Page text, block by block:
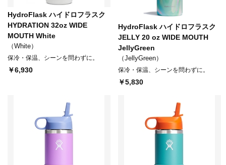
HydroFlask ハイドロフラスク
HYDRATION 32oz WIDE
MOUTH White
（White）
保冷・保温、シーンを問わずに。
￥6,930
HydroFlask ハイドロフラスク
JELLY 20 oz WIDE MOUTH
JellyGreen
（JellyGreen）
保冷・保温、シーンを問わずに。
￥5,830